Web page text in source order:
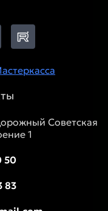
Советская
1
50
83